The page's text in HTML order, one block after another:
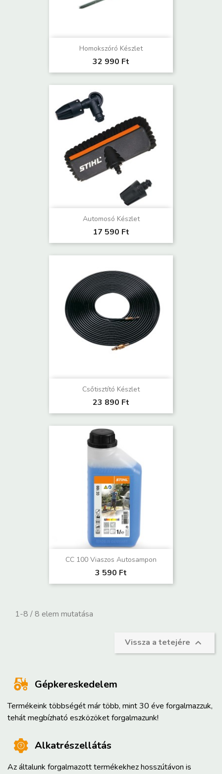
Homokszóró Készlet
32 990 Ft
Automosó Készlet
17 590 Ft
Csőtisztító Készlet
23 890 Ft
CC 100 Viaszos Autosampon
3 590 Ft
1-8 / 8 elem mutatása
Vissza a tetejére 
Gépkereskedelem
Termékeink többségét már több, mint 30 éve forgalmazzuk,
tehát megbízható eszközöket forgalmazunk!
Alkatrészellátás
Az általunk forgalmazott termékekhez hosszútávon is